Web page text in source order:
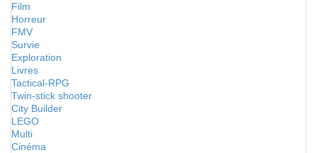
Film
Horreur
FMV
Survie
Exploration
Livres
Tactical-RPG
Twin-stick shooter
City Builder
LEGO
Multi
Cinéma